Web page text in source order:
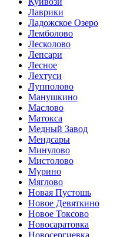
Лаврики
Ладожское Озеро
Лемболово
Лесколово
Лепсари
Лесное
Лехтуси
Лупполово
Манушкино
Маслово
Матокса
Медный Завод
Мендсары
Минулово
Мистолово
Мурино
Мяглово
Новая Пустошь
Новое Девяткино
Новое Токсово
Новосаратовка